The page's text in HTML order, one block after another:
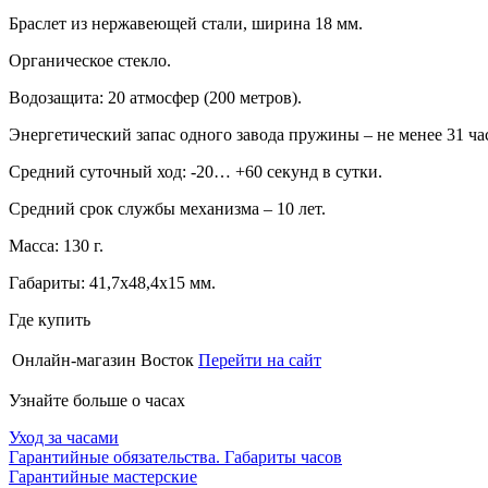
Браслет из нержавеющей стали, ширина 18 мм.
Органическое стекло.
Водозащита: 20 атмосфер (200 метров).
Энергетический запас одного завода пружины – не менее 31
Средний суточный ход: -20… +60 секунд в сутки.
Средний срок службы механизма – 10 лет.
Масса: 130 г.
Габариты: 41,7х48,4х15 мм.
Где купить
Онлайн-магазин Восток Перейти на сайт
Узнайте больше о часах
Уход за часами
Гарантийные обязательства. Габариты часов
Гарантийные мастерские